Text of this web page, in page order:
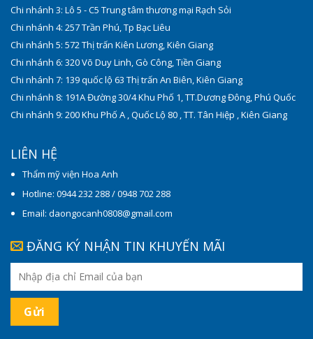
Chi nhánh 3: Lô 5 - C5 Trung tâm thương mại Rạch Sỏi
Chi nhánh 4: 257 Trần Phú, Tp Bạc Liêu
Chi nhánh 5: 572 Thị trấn Kiên Lương, Kiên Giang
Chi nhánh 6: 320 Võ Duy Linh, Gò Công, Tiền Giang
Chi nhánh 7: 139 quốc lộ 63 Thị trấn An Biên, Kiên Giang
Chi nhánh 8: 191A Đường 30/4 Khu Phố 1, TT.Dương Đông, Phú Quốc
Chi nhánh 9: 200 Khu Phố A , Quốc Lộ 80 , TT. Tân Hiệp , Kiên Giang
LIÊN HỆ
Thẩm mỹ viện Hoa Anh
Hotline: 0944 232 288 / 0948 702 288
Email: daongocanh0808@gmail.com
ĐĂNG KÝ NHẬN TIN KHUYẾN MÃI